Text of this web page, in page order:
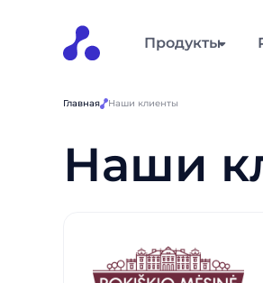
Продукты
Главная Наши клиенты
Наши